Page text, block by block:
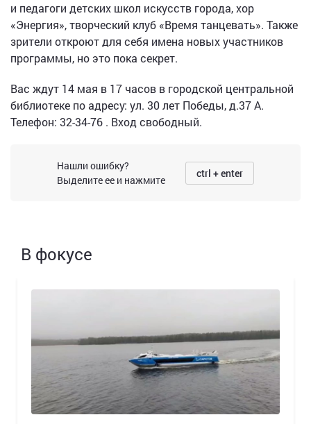
и педагоги детских школ искусств города, хор
«Энергия», творческий клуб «Время танцевать». Также
зрители откроют для себя имена новых участников
программы, но это пока секрет.
Вас ждут 14 мая в 17 часов в городской центральной
библиотеке по адресу: ул. 30 лет Победы, д.37 А.
Телефон: 32-34-76 . Вход свободный.
Нашли ошибку?
Выделите ее и нажмите
ctrl + enter
В фокусе